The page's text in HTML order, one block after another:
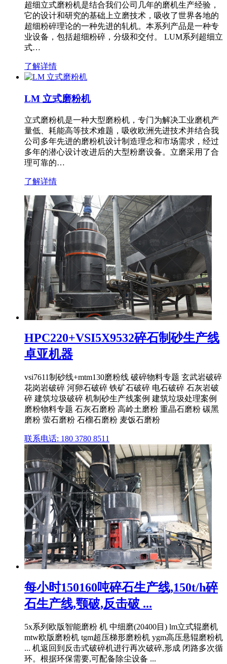
超细立式磨粉机是结合我们公司几年的磨机生产经验，
它的设计和研究的基础上立磨技术，吸收了世界各地的
超细粉碎理论的一种先进的轧机。本系列产品是一种专
业设备，包括超细粉碎，分级和交付。 LUM系列超细立
式…
了解详情
LM 立式磨粉机
立式磨粉机是一种大型磨粉机，专门为解决工业磨机产
量低、耗能高等技术难题，吸收欧洲先进技术并结合我
公司多年先进的磨粉机设计制造理念和市场需求，经过
多年的潜心设计改进后的大型粉磨设备。立磨采用了合
理可靠的…
了解详情
HPC220+VSI5X9532碎石制砂生产线
卓亚机器
vsi7611制砂线+mtm130磨粉线 破碎物料专题 玄武岩破碎
花岗岩破碎 河卵石破碎 铁矿石破碎 电石破碎 石灰岩破
碎 建筑垃圾破碎 机制砂生产线案例 建筑垃圾处理案例
磨粉物料专题 石灰石磨粉 高岭土磨粉 重晶石磨粉 碳黑
磨粉 萤石磨粉 石榴石磨粉 麦饭石磨粉
联系电话: 180 3780 8511
每小时150160吨碎石生产线,150t/h碎
石生产线,颚破,反击破 ...
5x系列欧版智能磨粉 机 中细磨(20400目) lm立式辊磨机
mtw欧版磨粉机 tgm超压梯形磨粉机 ygm高压悬辊磨粉机
... 机返回到反击式破碎机进行再次破碎,形成 闭路多次循
环。根据环保需要,可配备除尘设备 ...